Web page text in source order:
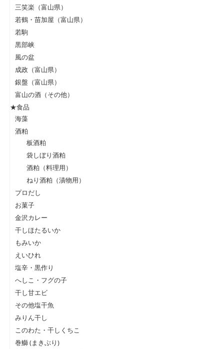
三笑楽（富山県）
若鶴・苗加屋（富山県）
若駒
黒部峡
風の盆
成政（富山県）
銀盤（富山県）
富山の酒（その他）
★食品
海藻
酒粕
板酒粕
袋しぼり酒粕
酒粕（料理用）
ねり酒粕（漬物用）
プロだし
お菓子
金沢カレー
干しほたるいか
もみいか
えいひれ
塩辛・黒作り
へしこ・フグの子
干し甘エビ
その他塩干魚
みりん干し
このわた・干しくちこ
巻鰤 (まきぶり)